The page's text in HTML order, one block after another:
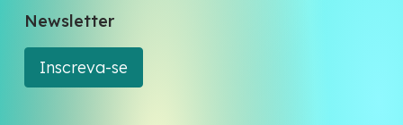
Newsletter
Inscreva-se